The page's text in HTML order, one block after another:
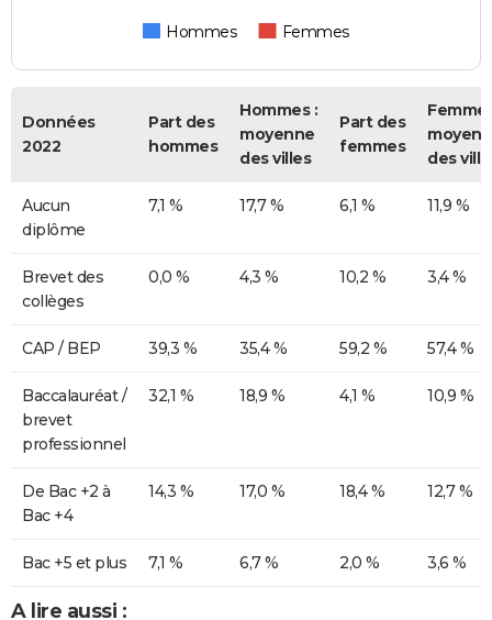
Hommes Femmes
Données
2022
Part des
hommes
Hommes :
moyenne
des villes
Part des
femmes
des
Aucun
diplôme
7,1 % 17,7 % 6,1 % 11,9 %
Brevet des
collèges
0,0 % 4,3 % 10,2 % 3,4 %
CAP / BEP 39,3 % 35,4 % 59,2 % 57,4 %
Baccalauréat /
brevet
professionnel
32,1 % 18,9 % 4,1 % 10,9 %
De Bac +2 à
Bac +4
14,3 % 17,0 % 18,4 % 12,7 %
Bac +5 et plus 7,1 % 6,7 % 2,0 % 3,6 %
A lire aussi :